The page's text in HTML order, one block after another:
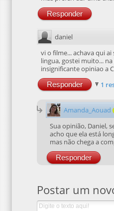
Responder
daniel
vi o filme... achava qui
lingua, gostei muito...
insignificante opiniao a
Responder 1
Amanda_Aouad
Sua opinião, Daniel,
acho que ela está
mas não chega a
Responder
Postar um